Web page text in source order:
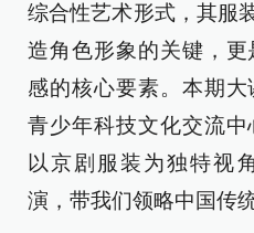
综合性艺术形式，其服
造角色形象的关键，
感的核心要素。本期
青少年科技文化交流中
以京剧服装为独特视
演，带我们领略中国传